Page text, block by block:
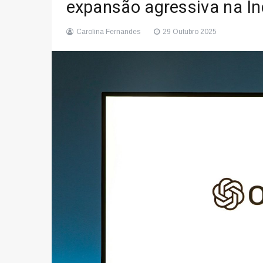
expansão agressiva na
Carolina Fernandes 29 Outubro 2025